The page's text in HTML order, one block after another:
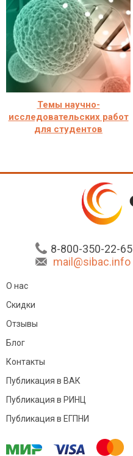
Темы научно-
исследовательских работ
для студентов
8-800-350-22-65
mail@sibac.info
О нас
Скидки
Отзывы
Блог
Контакты
Публикация в ВАК
Публикация в РИНЦ
Публикация в ЕГПНИ